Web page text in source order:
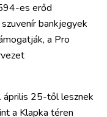
es erőd
bankjegyek
a Pro
április 25-től lesznek
a Klapka téren